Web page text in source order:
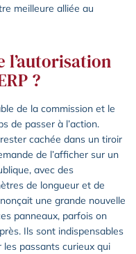
meilleure alliée au
l’autorisation
?
de la commission et le
de passer à l’action.
cachée dans un tiroir
de l’afficher sur un
avec des
de longueur et de
une grande nouvelle
panneaux, parfois on
Ils sont indispensables
passants curieux qui